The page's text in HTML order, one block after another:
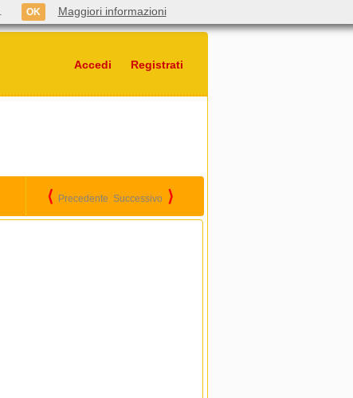
Accedi Registrati
⟨ Precedente Successivo ⟩
OK Maggiori informazioni